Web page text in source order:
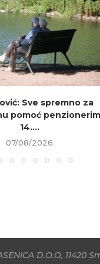
Sve spremno za
pomoć
14....
07/08/2026
D.O.O,